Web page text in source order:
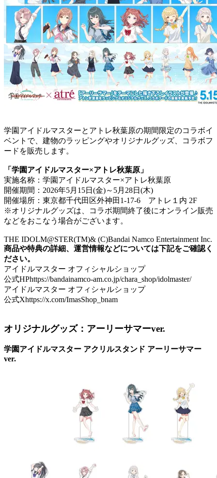
学園アイドルマスターとアトレ秋葉原の期間限定のコラボイ
ベントで、建物のラッピングやオリジナルグッズ、コラボフ
ードを販売します。
「学園アイドルマスター×アトレ秋葉原」
実施名称：学園アイドルマスター×アトレ秋葉原
開催期間：2026年5月15日(金)～5月28日(木)
開催場所：東京都千代田区外神田1-17-6 アトレ１内 2F
※オリジナルグッズは、コラボ期間終了後にオンライン販売
などをおこなう場合がございます。
THE IDOLM@STER(TM)& (C)Bandai Namco Entertainment Inc.
商品や特典の詳細、運営情報などについては下記をご確認く
ださい。
アイドルマスター オフィシャルショップ
公式HPhttps://bandainamco-am.co.jp/chara_shop/idolmaster/
アイドルマスター オフィシャルショップ
公式Xhttps://x.com/ImasShop_bnam
オリジナルグッズ：アーリーサマーver.
学園アイドルマスター アクリルスタンド アーリーサマー
ver.